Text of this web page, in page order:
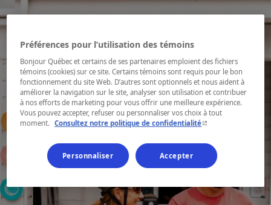
Préférences pour l’utilisation des témoins
Bonjour Québec et certains de ses partenaires emploient des fichiers
témoins (cookies) sur ce site. Certains témoins sont requis pour le bon
fonctionnement du site Web. D’autres sont optionnels et nous aident à
améliorer la navigation sur le site, analyser son utilisation et contribuer
à nos efforts de marketing pour vous offrir une meilleure expérience.
Vous pouvez accepter, refuser ou personnaliser vos choix à tout
moment.
Consultez notre politique de confidentialité- Cet hyperlien
Personnaliser Accepter